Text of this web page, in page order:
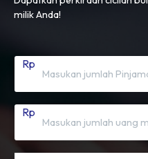
milik Anda!
Rp
Rp